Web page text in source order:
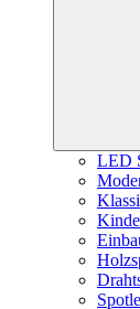
LED